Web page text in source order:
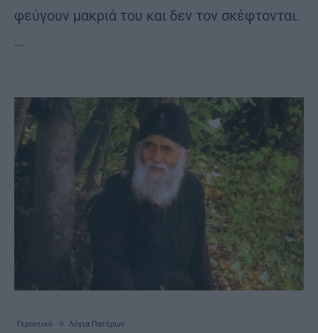
φεύ­γουν μα­κριά του και δεν τον σκέ­φτον­ται.
…
Γεροντικό Λόγια Πατέρων